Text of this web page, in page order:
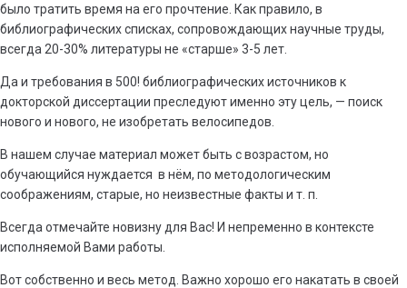
было тратить время на его прочтение. Как правило, в
библиографических списках, сопровождающих научные труды,
всегда 20-30% литературы не «старше» 3-5 лет.
Да и требования в 500! библиографических источников к
докторской диссертации преследуют именно эту цель, — поиск
нового и нового, не изобретать велосипедов.
В нашем случае материал может быть с возрастом, но
обучающийся нуждается в нём, по методологическим
соображениям, старые, но неизвестные факты и т. п.
Всегда отмечайте новизну для Вас! И непременно в контексте
исполняемой Вами работы.
Вот собственно и весь метод. Важно хорошо его накатать в своей